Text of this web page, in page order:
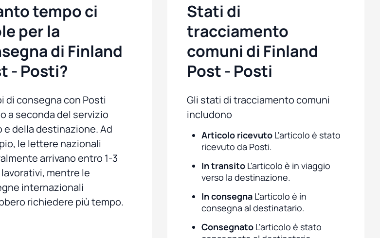
tempo ci
per la
di Finland
- Posti?
di consegna con Posti
a seconda del servizio
e della destinazione. Ad
le lettere nazionali
arrivano entro 1-3
mentre le
internazionali
richiedere più tempo.
Stati di
tracciamento
comuni di Finland
Post - Posti
Gli stati di tracciamento comuni
includono
Articolo ricevutoL'articolo è stato
ricevuto da Posti.
In transitoL'articolo è in viaggio
verso la destinazione.
In consegnaL'articolo è in
consegna al destinatario.
ConsegnatoL'articolo è stato